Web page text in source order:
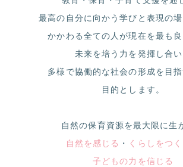
最高の自分に向かう学びと表現の場
かかわる全ての人が現在を最も良
未来を培う力を発揮し合い
多様で協働的な社会の形成を目
目的とします。
自然の保育資源を最大限に生
自然を感じる ・ くらしをつく
子どもの力を信じる